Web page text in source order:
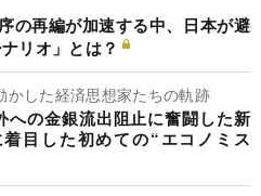
の再編が加速する中、日本が避
リオ」とは？
した経済思想家たちの軌跡
への金銀流出阻止に奮闘した新
目した初めての“エコノミス